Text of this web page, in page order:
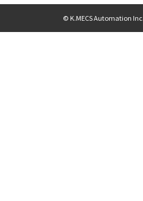
© K.MECS Automation